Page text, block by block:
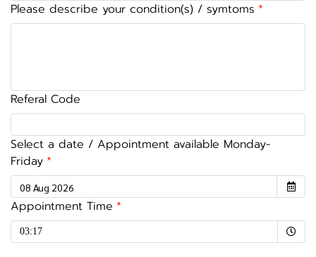
Please describe your condition(s) / symtoms
Referal Code
Select a date / Appointment available Monday-
Friday
Appointment Time
03:17Selected time